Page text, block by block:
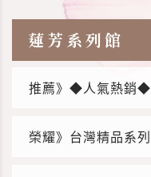
蓮芳系列館
推薦》◆人氣熱銷◆
榮耀》台灣精品系列